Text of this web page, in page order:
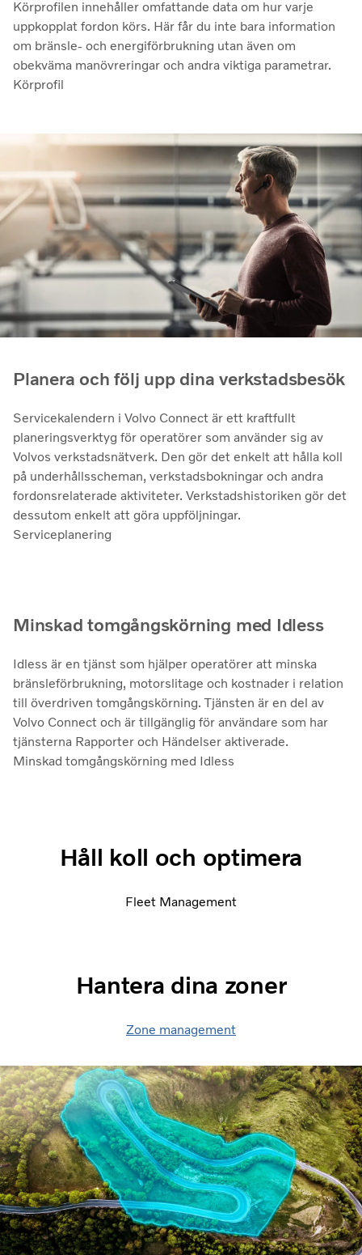
Körprofilen innehåller omfattande data om hur varje
uppkopplat fordon körs. Här får du inte bara information
om bränsle- och energiförbrukning utan även om
obekväma manövreringar och andra viktiga parametrar.
Körprofil
Planera och följ upp dina verkstadsbesök
Servicekalendern i Volvo Connect är ett kraftfullt
planeringsverktyg för operatörer som använder sig av
Volvos verkstadsnätverk. Den gör det enkelt att hålla koll
på underhållsscheman, verkstadsbokningar och andra
fordonsrelaterade aktiviteter. Verkstadshistoriken gör det
dessutom enkelt att göra uppföljningar.
Serviceplanering
Minskad tomgångskörning med Idless
Idless är en tjänst som hjälper operatörer att minska
bränsleförbrukning, motorslitage och kostnader i relation
till överdriven tomgångskörning. Tjänsten är en del av
Volvo Connect och är tillgänglig för användare som har
tjänsterna Rapporter och Händelser aktiverade.
Minskad tomgångskörning med Idless
Håll koll och optimera
Fleet Management
Hantera dina zoner
Zone management